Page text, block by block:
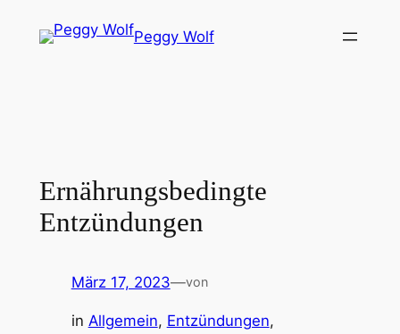
Inhalt
Peggy Wolf
Ernährungsbedingte
Entzündungen
März 17, 2023—von
in Allgemein, Entzündungen